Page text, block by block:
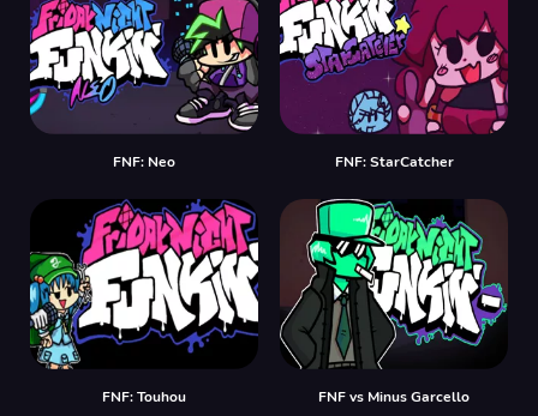
FNF: Neo FNF: StarCatcher
FNF: Touhou FNF vs Minus Garcello